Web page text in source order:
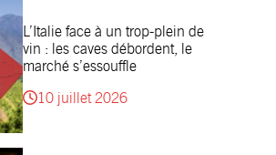
L’Italie face à un trop-plein de
vin : les caves débordent, le
marché s’essouffle
10 juillet 2026